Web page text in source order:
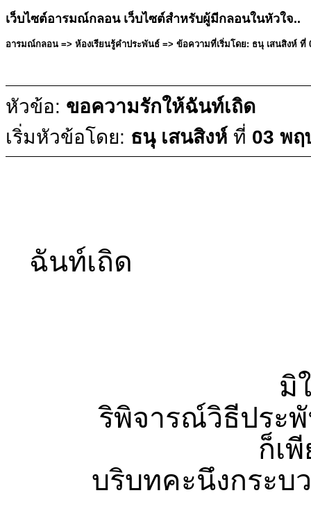
เว็บไซต์อารมณ์กลอน เว็บไซต์สำหรับผู้มีกลอนในหัวใจ..
อารมณ์กลอน => ห้องเรียนรู้คำประพันธ์ => ข้อความที่เริ่มโดย: ธนุ เสนสิงห์ ที่
หัวข้อ: ขอความรักให้ฉันท์เถิด
เริ่มหัวข้อโดย: ธนุ เสนสิงห์ ที่ 03 พฤ
ฉันท์เถิด
มิใช่จ
ริพิจารณ์วิธีประพั
ก็เพียงเ
บริบทคะนึงกระบ